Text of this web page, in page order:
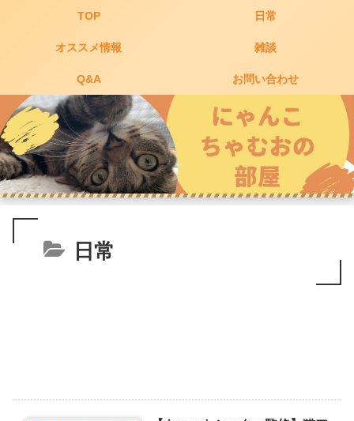
TOP 日常
オススメ情報 雑談
Q&A お問い合わせ
日常